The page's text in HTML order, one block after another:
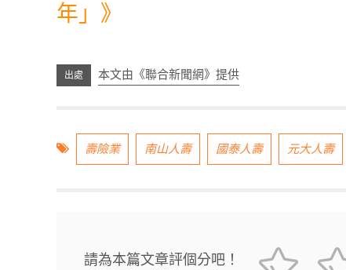
年」 》
本文由《聯合新聞網》提供
壽險業 南山人壽 國泰人壽 元大人壽
請為本篇文章評個分吧！